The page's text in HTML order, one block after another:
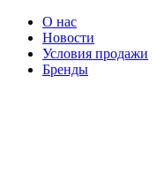
О нас
Новости
Условия продажи
Бренды